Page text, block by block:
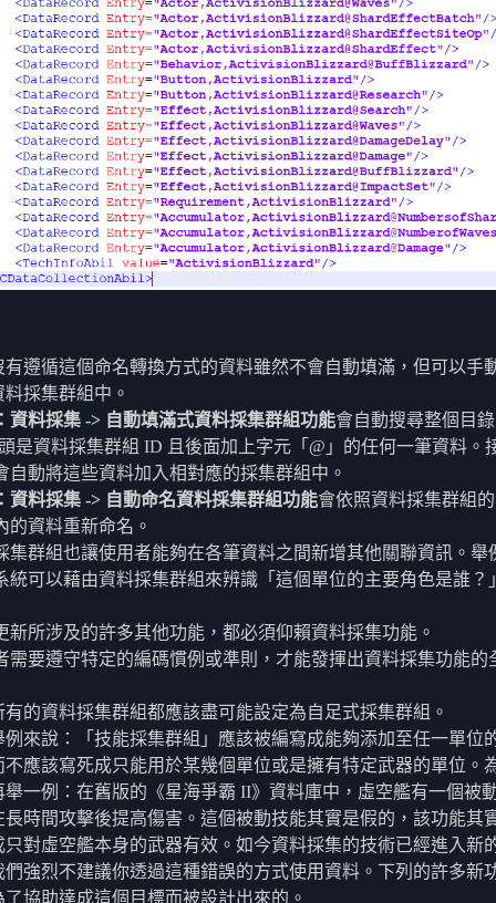
有遵循這個命名轉換方式的資料雖然不會自動填滿，但可以手
料採集群組中。
資料採集 -> 自動填滿式資料採集群組功能會自動搜尋整個目
是資料採集群組 ID 且後面加上字元「@」的任何一筆資料。
自動將這些資料加入相對應的採集群組中。
資料採集 -> 自動命名資料採集群組功能會依照資料採集群組
的資料重新命名。
集群組也讓使用者能夠在各筆資料之間新增其他關聯資訊。舉
統可以藉由資料採集群組來辨識「這個單位的主要角色是誰？
新所涉及的許多其他功能，都必須仰賴資料採集功能。
需要遵守特定的編碼慣例或準則，才能發揮出資料採集功能的
有的資料採集群組都應該盡可能設定為自足式採集群組。
例來說：「技能採集群組」應該被編寫成能夠添加至任一單位
不應該寫死成只能用於某幾個單位或是擁有特定武器的單位。
舉一例：在舊版的《星海爭霸 II》資料庫中，虛空艦有一個被
長時間攻擊後提高傷害。這個被動技能其實是假的，該功能其
只對虛空艦本身的武器有效。如今資料採集的技術已經進入新
們強烈不建議你透過這種錯誤的方式使用資料。下列的許多新
了協助達成這個目標而被設計出來的。